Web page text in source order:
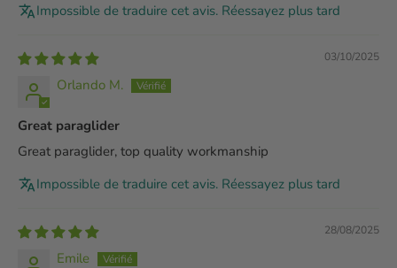
Impossible de traduire cet avis. Réessayez plus tard
03/10/2025
Orlando M.
Great paraglider
Great paraglider, top quality workmanship
Impossible de traduire cet avis. Réessayez plus tard
28/08/2025
Emile